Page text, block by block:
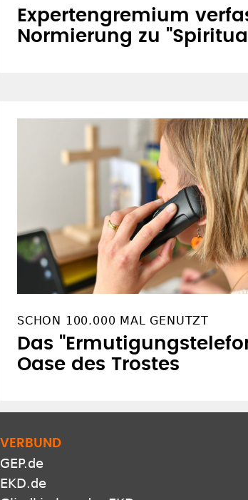
Expertengremium
Normierung zu
SCHON 100.000 MAL GENUTZT
Das
Oase des Trostes
VERBUND
GEP.de
EKD.de